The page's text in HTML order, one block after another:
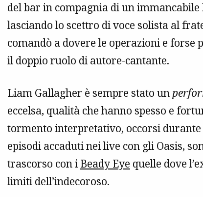
del bar in compagnia di un
lasciando lo scettro di voce solista al
comandò a dovere le operazioni e
il doppio ruolo di autore-cantante.
Liam Gallagher è sempre stato un
eccelsa, qualità che hanno spesso e
tormento interpretativo, occorsi
episodi accaduti nei live con gli Oasis,
trascorso con i Beady Eye quelle dove
limiti dell’indecoroso.